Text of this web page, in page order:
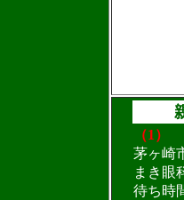
（1）
茅ヶ崎
まき眼
待ち時